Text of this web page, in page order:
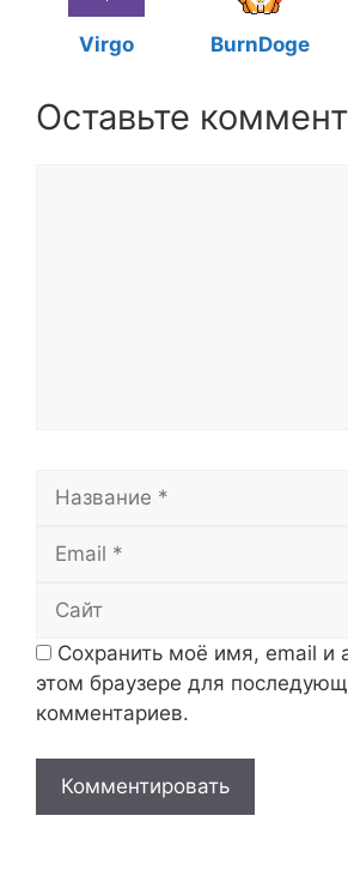
Virgo BurnDoge
Оставьте
Сохранить моё имя, email и
этом браузере для
комментариев.